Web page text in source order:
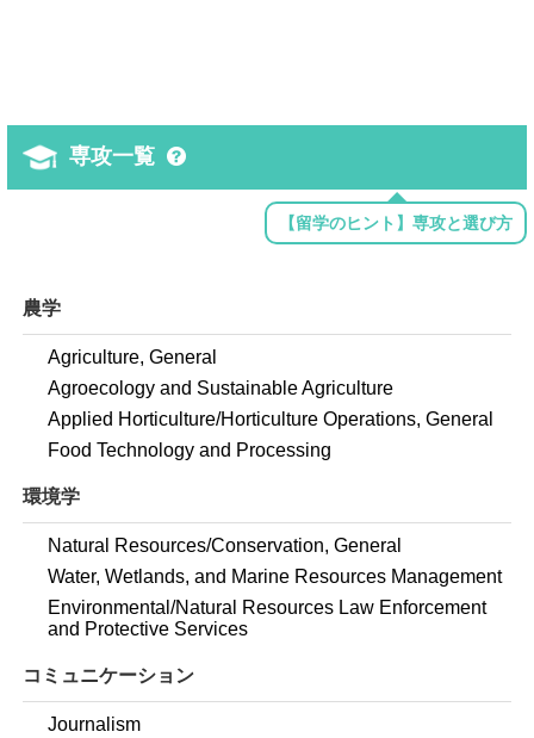
専攻一覧
【留学のヒント】専攻と選び方
農学
Agriculture, General
Agroecology and Sustainable Agriculture
Applied Horticulture/Horticulture Operations, General
Food Technology and Processing
環境学
Natural Resources/Conservation, General
Water, Wetlands, and Marine Resources Management
Environmental/Natural Resources Law Enforcement
and Protective Services
コミュニケーション
Journalism